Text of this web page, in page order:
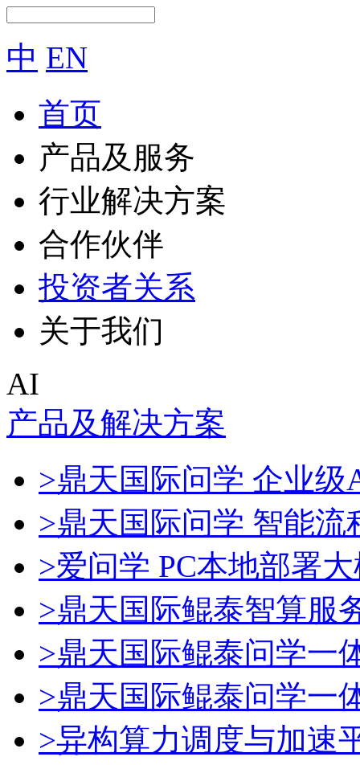
中 EN
首页
产品及服务
行业解决方案
合作伙伴
投资者关系
关于我们
AI
产品及解决方案
>鼎天国际问学 企业级
>鼎天国际问学 智能流
>爱问学 PC本地部署
>鼎天国际鲲泰智算服
>鼎天国际鲲泰问学一
>鼎天国际鲲泰问学一
>异构算力调度与加速